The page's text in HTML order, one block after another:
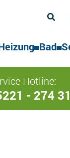
Hotline:
- 274
Bad